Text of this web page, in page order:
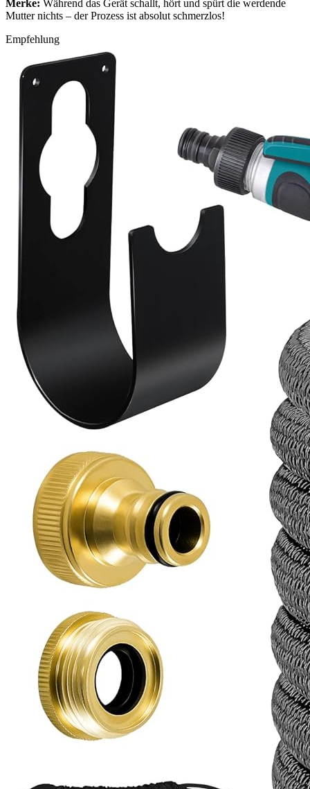
Merke: Während das Gerät schallt, hört und spürt die werdende
Mutter nichts – der Prozess ist absolut schmerzlos!
Empfehlung